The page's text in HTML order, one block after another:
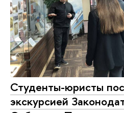
Студенты-юристы
экскурсией